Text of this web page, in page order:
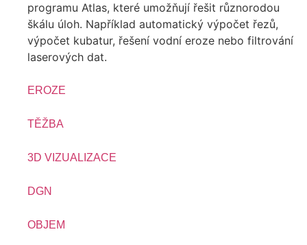
programu Atlas, které umožňují řešit různorodou
škálu úloh. Například automatický výpočet řezů,
výpočet kubatur, řešení vodní eroze nebo filtrování
laserových dat.
EROZE
TĚŽBA
3D VIZUALIZACE
DGN
OBJEM